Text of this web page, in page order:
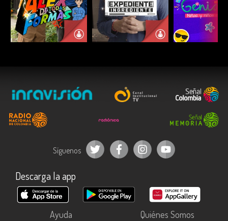
ESCUCHAR ESCUCHAR
Síguenos
Descarga la app
Ayuda
Quiénes Somos